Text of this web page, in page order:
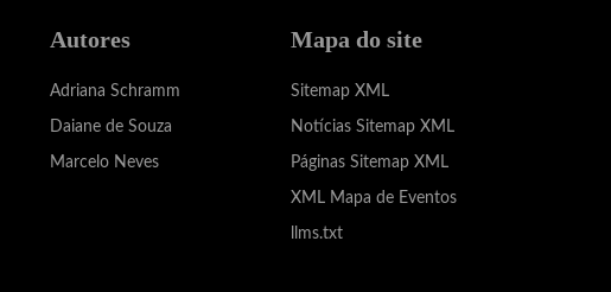
Autores
Adriana Schramm
Daiane de Souza
Marcelo Neves
Mapa do site
Sitemap XML
Notícias Sitemap XML
Páginas Sitemap XML
XML Mapa de Eventos
llms.txt